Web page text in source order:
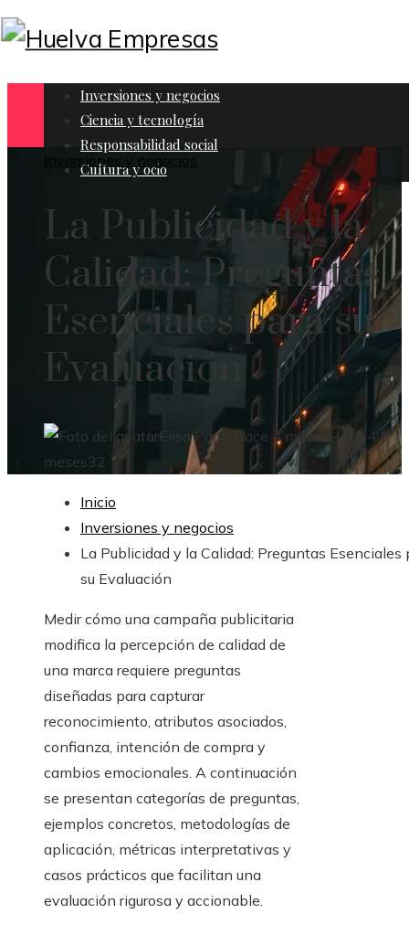
Inversiones y negocios
Ciencia y tecnología
Responsabilidad social
Cultura y ocio
Inversiones y negocios
La Publicidad y la
Calidad: Preguntas
Esenciales para su
Evaluación
Elisa Pardo Hace 4 meses
Hace 4
meses32
Inicio
Inversiones y negocios
La Publicidad y la Calidad: Preguntas Esenciales
su Evaluación
Medir cómo una campaña publicitaria
modifica la percepción de calidad de
una marca requiere preguntas
diseñadas para capturar
reconocimiento, atributos asociados,
confianza, intención de compra y
cambios emocionales. A continuación
se presentan categorías de preguntas,
ejemplos concretos, metodologías de
aplicación, métricas interpretativas y
casos prácticos que facilitan una
evaluación rigurosa y accionable.